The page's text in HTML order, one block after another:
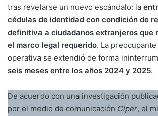
tras revelarse un nuevo escándalo: la
cédulas de identidad con condición de
definitiva a ciudadanos extranjeros que
el marco legal requerido. La
operativa se extendió de forma
seis meses entre los años 2024 y 2025.
De acuerdo con una investigación
por el medio de comunicación Ciper, el